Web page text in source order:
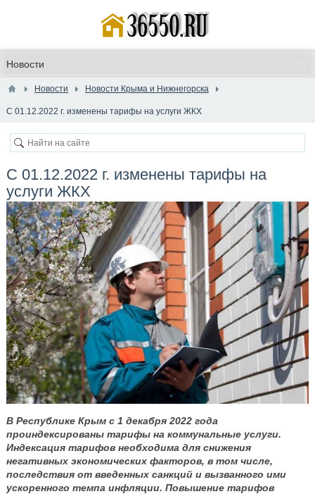
Новости Новости Крыма и Нижнегорска
С 01.12.2022 г. изменены тарифы на услуги ЖКХ
С 01.12.2022 г. изменены тарифы на
услуги ЖКХ
В Республике Крым с 1 декабря 2022 года
проиндексированы тарифы на коммунальные услуги.
Индексация тарифов необходима для снижения
негативных экономических факторов, в том числе,
последствия от введенных санкций и вызванного ими
ускоренного темпа инфляции. Повышение тарифов